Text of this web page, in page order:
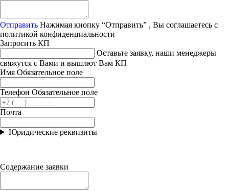
Отправить Нажимая кнопку “Отправить” , Вы соглашаетесь с
политикой конфиденциальности
Запросить КП
Оставьте заявку, наши менеджеры
свяжутся с Вами и вышлют Вам КП
Имя Обязательное поле
Телефон Обязательное поле
Почта
Юридические реквизиты
Содержание заявки